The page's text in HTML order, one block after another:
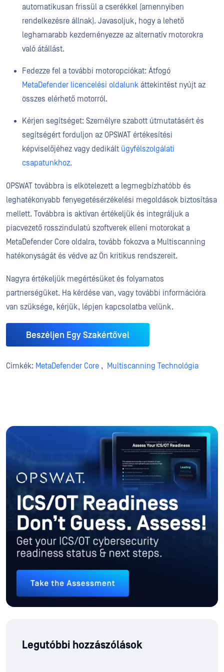
automatikusan frissül a cserékkel (amennyiben
rendelkezésre állnak). Javasoljuk, hogy a lehető
leghamarabb kezdeményezze az alternatív motorokra
való átállást.
Fedezze fel a további motoropciókat: Átfogó
MetaDefender licencelési oldalunk áttekintést nyújt az
összes elérhető motorról.
Kérjen segítséget: Személyre szabott útmutatásért és
segítségért forduljon az OPSWAT értékesítési
képviselőjéhez vagy dedikált ügyfélszolgálati
csapatunkhoz.
OPSWAT továbbra is elkötelezett a legmegbízhatóbb és
leghatékonyabb fenyegetésérzékelési megoldások biztosítása
mellett. Továbbra is aktívan értékeljük és integráljuk a
piacvezető rosszindulatú szoftverek elleni motorokat a
MetaDefender Core oldalra, tovább fokozva a Multiscanning
hatékonyságát és védve az Ön kritikus rendszereit.
Nagyra értékeljük megértésüket és folyamatos
partnerségüket. Ha kérdése van, vagy további információra
van szüksége, kérjük, lépjen kapcsolatba velünk.
Beszéljen Egy Szakértővel
Címkék: MetaDefender Core , Multiscanning Technológia
Legutóbbi hozzászólások